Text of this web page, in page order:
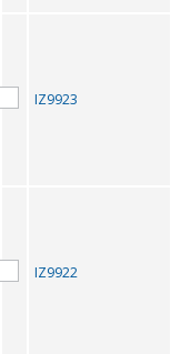
IZ9923
IZ9922